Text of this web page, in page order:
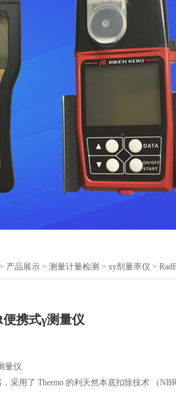
> 产品展示 > 测量计量检测 > xy剂量率仪 >
携式γ测量仪
量仪
采用了 Thermo 的利天然本底扣除技术 （